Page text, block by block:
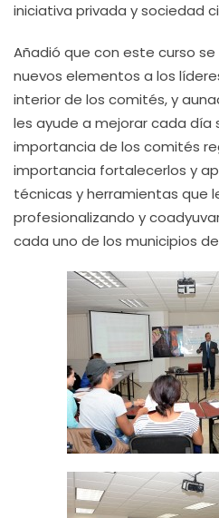
iniciativa privada y sociedad
Añadió que con este curso
nuevos elementos a los
interior de los comités, y
les ayude a mejorar cada día
importancia de los comités
importancia fortalecerlos y
técnicas y herramientas que
profesionalizando y
cada uno de los municipios